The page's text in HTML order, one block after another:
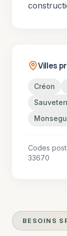
Villes
Créon
Codes
33670
BESOINS